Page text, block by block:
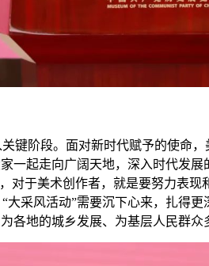
键阶段。面对新时代赋予的使命
一起走向广阔天地，深入时代发
对于美术创作者，就是要努力表
采风活动”需要沉下心来，扎得
各地的城乡发展、为基层人民群